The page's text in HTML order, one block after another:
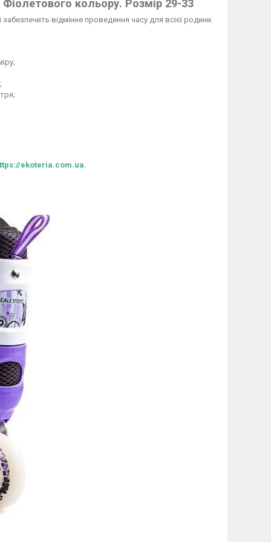
кольору. Розмір 29-33
відмінне проведення часу для всієї родини.
ekoteria.com.ua.